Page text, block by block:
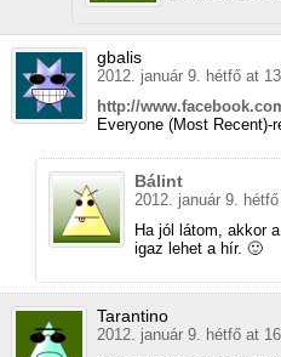
gbalis
2012. január 9. hétfő at
http://
Everyone (Most
Bálint
2012. január 9.
Ha jól látom, akkor
igaz lehet a hír. 🙂
Tarantino
2012. január 9. hétfő at